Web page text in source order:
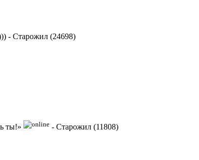
- Старожил (24698)
ты!» - Старожил (11808)